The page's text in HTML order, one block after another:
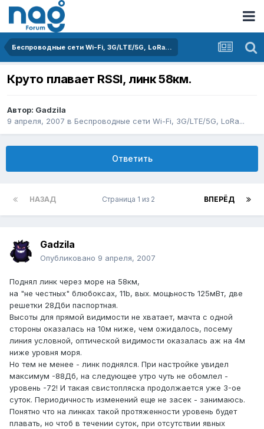
Беспроводные сети Wi-Fi, 3G/LTE/5G, LoRa...
Круто плавает RSSI, линк 58км.
Автор: Gadzila
9 апреля, 2007 в Беспроводные сети Wi-Fi, 3G/LTE/5G, LoRa...
Ответить
НАЗАД ВПЕРЁД
Страница 1 из 2
Gadzila
Опубликовано 9 апреля, 2007
Поднял линк через море на 58км,
на "не честных" блюбоксах, 11b, вых. мощьность 125мВт, две
решетки 28Дби паспортная.
Высоты для прямой видимости не хватает, мачта с одной
стороны оказалась на 10м ниже, чем ожидалось, посему
линия условной, оптической видимости оказалась аж на 4м
ниже уровня моря.
Но тем не менее - линк поднялся. При настройке увидел
максимум -88Дб, на следующее утро чуть не обомлел -
уровень -72! И такая свистопляска продолжается уже 3-ое
суток. Периодичность изменений еще не засек - занимаюсь.
Понятно что на линках такой протяженности уровень будет
плавать, но чтоб в течении суток, при отсутствии явных